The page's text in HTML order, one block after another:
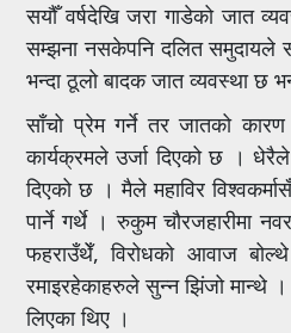
सयौँ वर्षदेखि जरा गाडेको जात
सम्झना नसकेपनि दलित समुदायले
भन्दा ठूलो बादक जात व्यवस्था छ
साँचो प्रेम गर्ने तर जातको कारण
कार्यक्रमले उर्जा दिएको छ ।
दिएको छ । मैले महाविर
पार्ने गर्थे । रुकुम चौरजहारीमा
फहराउँथेँ, विरोधको आवाज
रमाइरहेकाहरुले सुन्न झिंजो मान्थे
लिएका थिए ।